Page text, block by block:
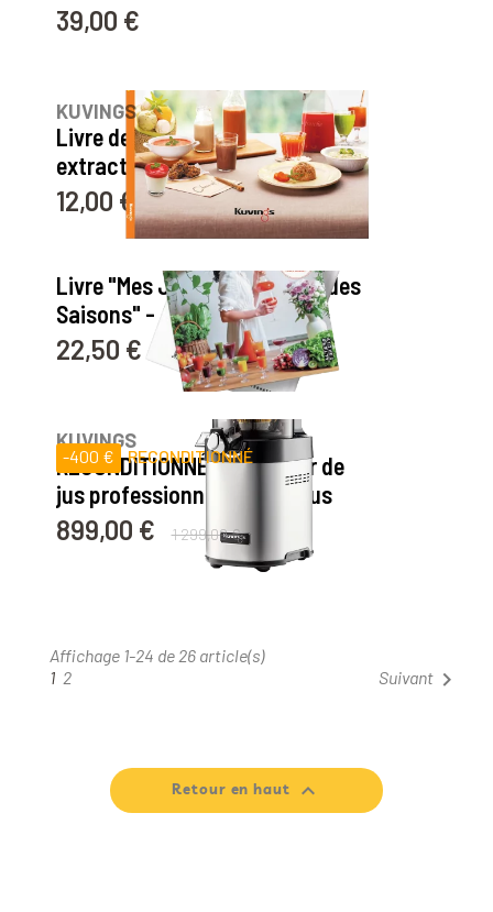
Prix
39,00 €
KUVINGS
Livre de recettes pour
extracteur de jus
Prix
12,00 €
2 avis
Livre "Mes Jus Maison Au Fil des
Saisons" - ALICE VANHOYE
Prix
22,50 €
-400 € RECONDITIONNÉ
1avis
KUVINGS
RECONDITIONNÉ Extracteur de
jus professionnel CS600 Plus
Prix
899,00 € Prix de base
1 299,00 €
Affichage 1-24 de 26 article(s)
1 2 Suivant 
Retour en haut 